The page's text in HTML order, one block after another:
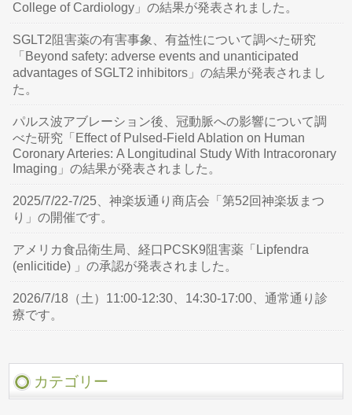
College of Cardiology」の結果が発表されました。
SGLT2阻害薬の有害事象、有益性について調べた研究
「Beyond safety: adverse events and unanticipated
advantages of SGLT2 inhibitors」の結果が発表されまし
た。
パルス波アブレーション後、冠動脈への影響について調
べた研究「Effect of Pulsed-Field Ablation on Human
Coronary Arteries: A Longitudinal Study With Intracoronary
Imaging」の結果が発表されました。
2025/7/22-7/25、神楽坂通り商店会「第52回神楽坂まつ
り」の開催です。
アメリカ食品衛生局、経口PCSK9阻害薬「Lipfendra
(enlicitide) 」の承認が発表されました。
2026/7/18（土）11:00-12:30、14:30-17:00、通常通り診
療です。
カテゴリー